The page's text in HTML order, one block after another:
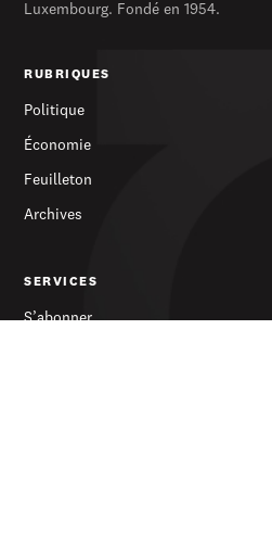
Luxembourg. Fondé en 1954.
RUBRIQUES
Politique
Économie
Feuilleton
Archives
SERVICES
S’abonner